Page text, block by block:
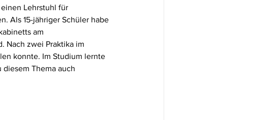
Lehrstuhl für
Als 15-jähriger Schüler habe
am
Nach zwei Praktika im
konnte. Im Studium lernte
Thema auch